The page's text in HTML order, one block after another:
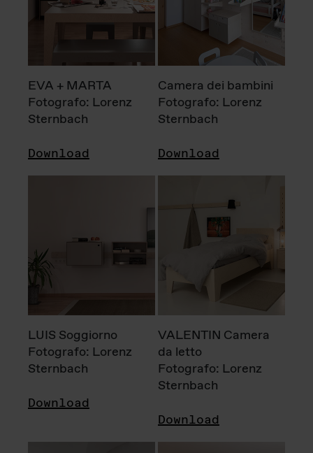
EVA + MARTA
Fotografo: Lorenz
Sternbach
Download
Camera dei bambini
Fotografo: Lorenz
Sternbach
Download
LUIS Soggiorno
Fotografo: Lorenz
Sternbach
Download
VALENTIN Camera
da letto
Fotografo: Lorenz
Sternbach
Download